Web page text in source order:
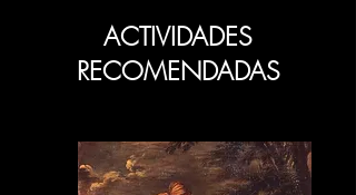
ACTIVIDADES
RECOMENDADAS